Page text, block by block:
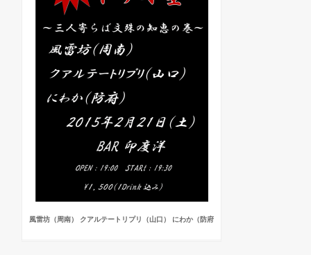
風雷坊（周南） クアルテートリプリ（山口） にわか（防府